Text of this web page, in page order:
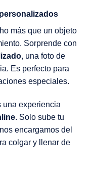
más que un objeto
Sorprende con
, una foto de
Es perfecto para
especiales.
una experiencia
. Solo sube tu
encargamos del
colgar y llenar de